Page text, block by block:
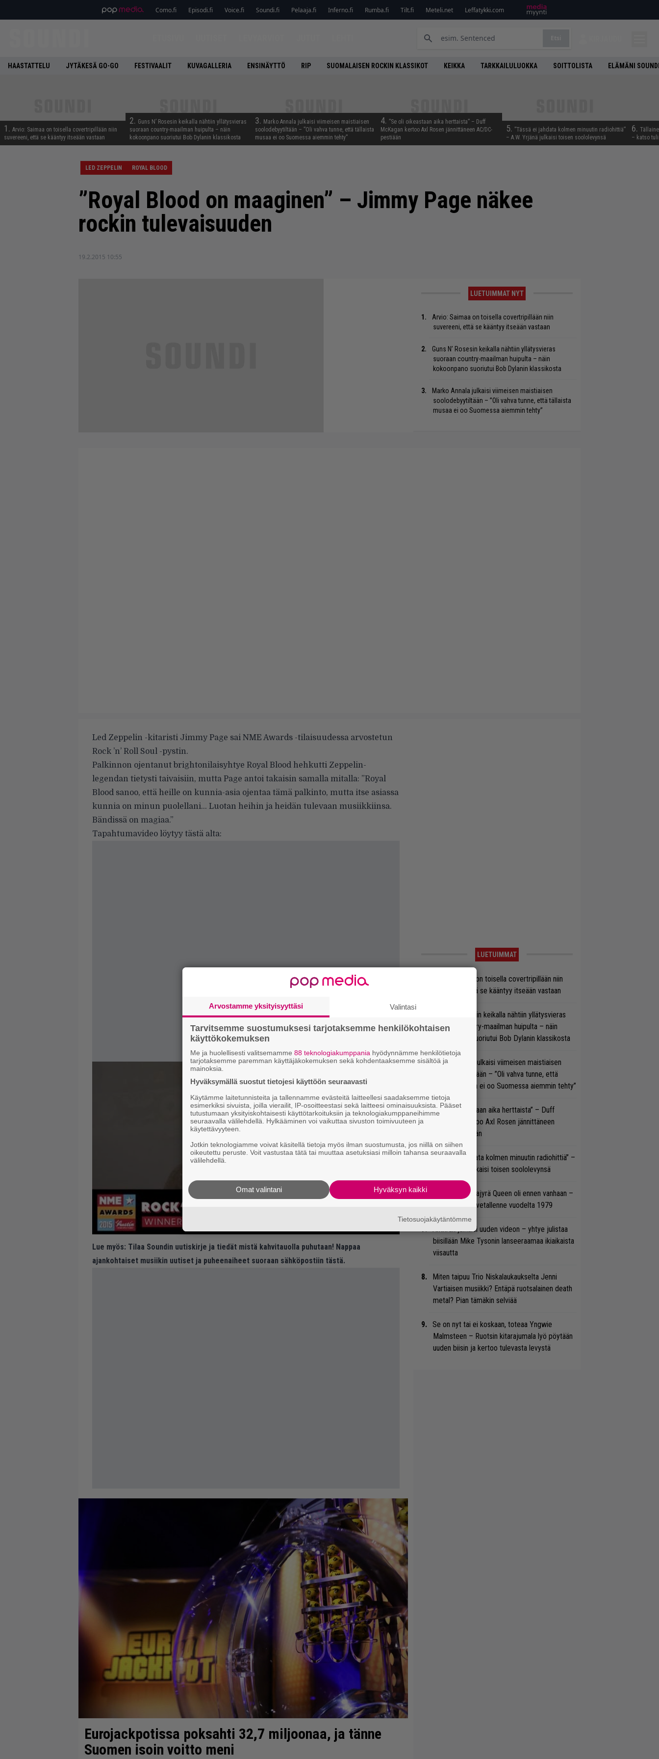
Como.fi Episodi.fi Voice.fi Soundi.fi Pelaaja.fi Inferno.fi Rumba.fi Tilt.fi Meteli.net Leffatykki.com
HAASTATTELU JYTÄKESÄ GO-GO FESTIVAALIT KUVAGALLERIA ENSINÄYTTÖ RIP SUOMALAISEN ROCKIN KLASSIKOT KEIKKA TARKKAILULUOKKA SOITTOLISTA ELÄMÄNI
1. Arvio: Saimaa on toisella covertripillään niin
suvereeni, että se kääntyy itseään vastaan
2. Guns N’ Rosesin keikalla nähtiin yllätysvieras
suoraan country-maailman huipulta – näin
kokoonpano suoriutui Bob Dylanin klassikosta
3. Marko Annala julkaisi viimeisen maistiaisen
soolodebyytiltään – ”Oli vahva tunne, että tällaista
musaa ei oo Suomessa aiemmin tehty”
4. ”Se oli oikeastaan aika herttaista” – Duff
McKagan kertoo Axl Rosen jännittäneen AC/DC-
pestiään
5. ”Tässä ei jahdata kolmen minuutin radiohittiä”
– A.W. Yrjänä julkaisi toisen soololevynsä
6.
– katso
LED ZEPPELIN ROYAL BLOOD
”Royal Blood on maaginen” – Jimmy Page näkee
rockin tulevaisuuden
19.2.2015 10:55
LUETUIMMAT NYT
Arvio: Saimaa on toisella covertripillään niin
suvereeni, että se kääntyy itseään vastaan
Guns N’ Rosesin keikalla nähtiin yllätysvieras
suoraan country-maailman huipulta – näin
kokoonpano suoriutui Bob Dylanin klassikosta
Marko Annala julkaisi viimeisen maistiaisen
soolodebyytiltään – ”Oli vahva tunne, että tällaista
musaa ei oo Suomessa aiemmin tehty”
Led Zeppelin -kitaristi Jimmy Page sai NME Awards -tilaisuudessa arvostetun
Rock ’n’ Roll Soul -pystin.
Palkinnon ojentanut brightonilaisyhtye Royal Blood hehkutti Zeppelin-
legendan tietysti taivaisiin, mutta Page antoi takaisin samalla mitalla: ”Royal
Blood sanoo, että heille on kunnia-asia ojentaa tämä palkinto, mutta itse asiassa
kunnia on minun puolellani… Luotan heihin ja heidän tulevaan musiikkiinsa.
Bändissä on magiaa.”
Tapahtumavideo löytyy tästä alta:
Lue myös: Tilaa Soundin uutiskirje ja tiedät mistä kahvitauolla puhutaan! Nappaa
ajankohtaiset musiikin uutiset ja puheenaiheet suoraan sähköpostiin tästä.
Eurojackpotissa poksahti 32,7 miljoonaa, ja tänne
Suomen isoin voitto meni
LUETUIMMAT
Arvio: Saimaa on toisella covertripillään niin
suvereeni, että se kääntyy itseään vastaan
Guns N’ Rosesin keikalla nähtiin yllätysvieras
suoraan country-maailman huipulta – näin
kokoonpano suoriutui Bob Dylanin klassikosta
Marko Annala julkaisi viimeisen maistiaisen
soolodebyytiltään – ”Oli vahva tunne, että
tällaista musaa ei oo Suomessa aiemmin tehty”
”Se oli oikeastaan aika herttaista” – Duff
McKagan kertoo Axl Rosen jännittäneen
AC/DC-pestiään
”Tässä ei jahdata kolmen minuutin radiohittiä” –
A.W. Yrjänä julkaisi toisen soololevynsä
Tällainen keikkajyrä Queen oli ennen vanhaan –
katso tulinen livetallenne vuodelta 1979
Anthrax julkaisi uuden videon – yhtye julistaa
biisillään Mike Tysonin lanseeraamaa ikiaikaista
viisautta
Miten taipuu Trio Niskalaukaukselta Jenni
Vartiaisen musiikki? Entäpä ruotsalainen death
metal? Pian tämäkin selviää
Se on nyt tai ei koskaan, toteaa Yngwie
Malmsteen – Ruotsin kitarajumala lyö pöytään
uuden biisin ja kertoo tulevasta levystä
Arvostamme yksityisyyttäsi Valintasi
Tarvitsemme suostumuksesi tarjotaksemme henkilökohtaisen
käyttökokemuksen
Me ja huolellisesti valitsemamme 88 teknologiakumppania hyödynnämme henkilötietoja
tarjotaksemme paremman käyttäjäkokemuksen sekä kohdentaaksemme sisältöä ja
mainoksia.
Hyväksymällä suostut tietojesi käyttöön seuraavasti
Käytämme laitetunnisteita ja tallennamme evästeitä laitteellesi saadaksemme tietoja
esimerkiksi sivuista, joilla vierailit, IP-osoitteestasi sekä laitteesi ominaisuuksista. Pääset
tutustumaan yksityiskohtaisesti käyttötarkoituksiin ja teknologiakumppaneihimme
seuraavalla välilehdellä. Hylkääminen voi vaikuttaa sivuston toimivuuteen ja
käytettävyyteen.
Jotkin teknologiamme voivat käsitellä tietoja myös ilman suostumusta, jos niillä on siihen
oikeutettu peruste. Voit vastustaa tätä tai muuttaa asetuksiasi milloin tahansa seuraavalla
välilehdellä.
Hyväksyn kaikki
Omat valintani
Tietosuojakäytäntömme